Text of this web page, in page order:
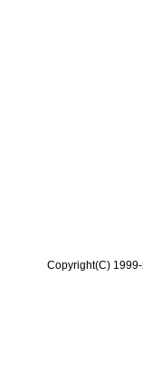
Copyright(C)